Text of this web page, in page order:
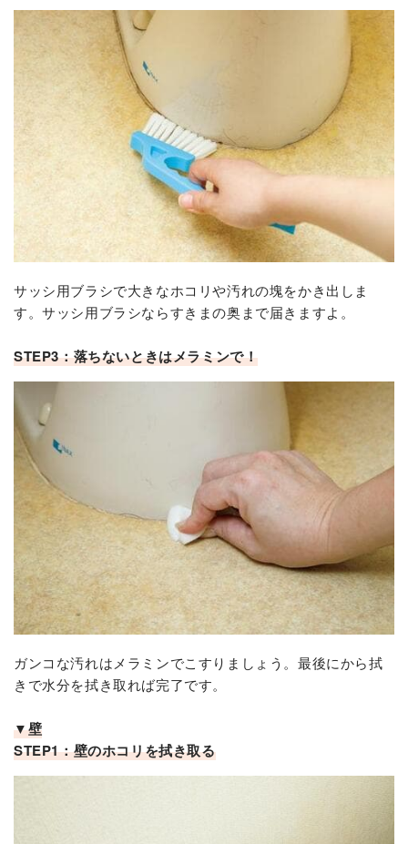
サッシ用ブラシで大きなホコリや汚れの塊をかき出しま
す。サッシ用ブラシならすきまの奥まで届きますよ。
STEP3：落ちないときはメラミンで！
ガンコな汚れはメラミンでこすりましょう。最後にから拭
きで水分を拭き取れば完了です。
▼壁
STEP1：壁のホコリを拭き取る